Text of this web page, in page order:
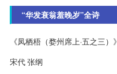
“华发衰翁羞晚岁”全诗
《凤栖梧（婺州席上·五之三）》
宋代 张纲